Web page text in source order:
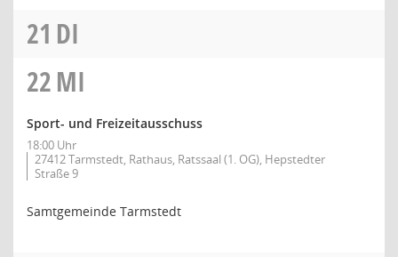
21 DI
22MI
Sport- und Freizeitausschuss
18:00 Uhr
27412 Tarmstedt, Rathaus, Ratssaal (1. OG), Hepstedter
Straße 9
Samtgemeinde Tarmstedt